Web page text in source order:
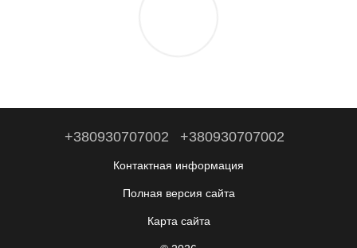
+380930707002 +380930707002
Контактная информация
Полная версия сайта
Карта сайта